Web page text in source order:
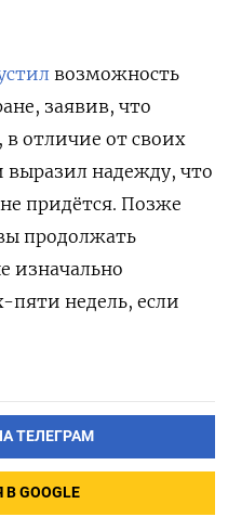
возможность
заявив, что
в отличие от своих
выразил надежду, что
придётся. Позже
продолжать
изначально
пяти недель, если
ТЕЛЕГРАМ
GOOGLE